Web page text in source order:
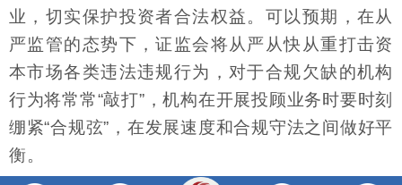
业，切实保护投资者合法权益。可以预期，在从
严监管的态势下，证监会将从严从快从重打击资
本市场各类违法违规行为，对于合规欠缺的机构
行为将常常“敲打”，机构在开展投顾业务时要时刻
绷紧“合规弦”，在发展速度和合规守法之间做好平
衡。